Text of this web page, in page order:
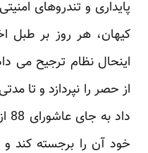
پایداری و تندروهای
کیهان، هر روز بر طبل
اینحال نظام ترجیح می
از حصر را نپردازد و تا